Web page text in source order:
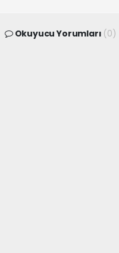
Okuyucu Yorumları (0)